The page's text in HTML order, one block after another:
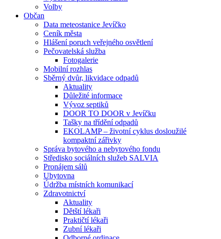
Volby
Občan
Data meteostanice Jevíčko
Ceník města
Hlášení poruch veřejného osvětlení
Pečovatelská služba
Fotogalerie
Mobilní rozhlas
Sběrný dvůr, likvidace odpadů
Aktuality
Důležité informace
Vývoz septiků
DOOR TO DOOR v Jevíčku
Tašky na třídění odpadů
EKOLAMP – životní cyklus dosloužilé
kompaktní zářivky
Správa bytového a nebytového fondu
Středisko sociálních služeb SALVIA
Pronájem sálů
Ubytovna
Údržba místních komunikací
Zdravotnictví
Aktuality
Dětští lékaři
Praktičtí lékaři
Zubní lékaři